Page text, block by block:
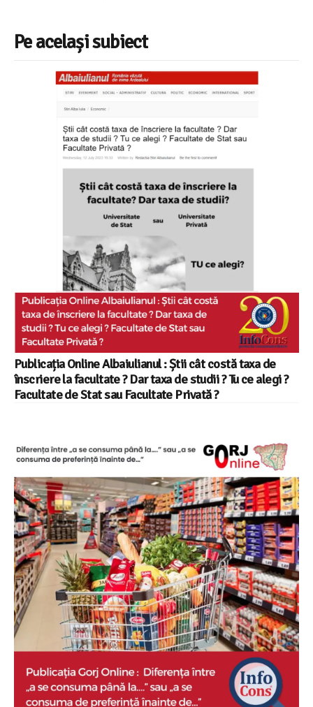
Pe același subiect
Publicația Online Albaiulianul : Știi cât costă taxa de
înscriere la facultate ? Dar taxa de studii ? Tu ce alegi ?
Facultate de Stat sau Facultate Privată ?